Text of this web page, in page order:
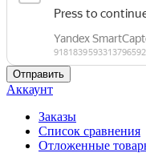
Отправить
Аккаунт
Заказы
Список сравнения
Отложенные